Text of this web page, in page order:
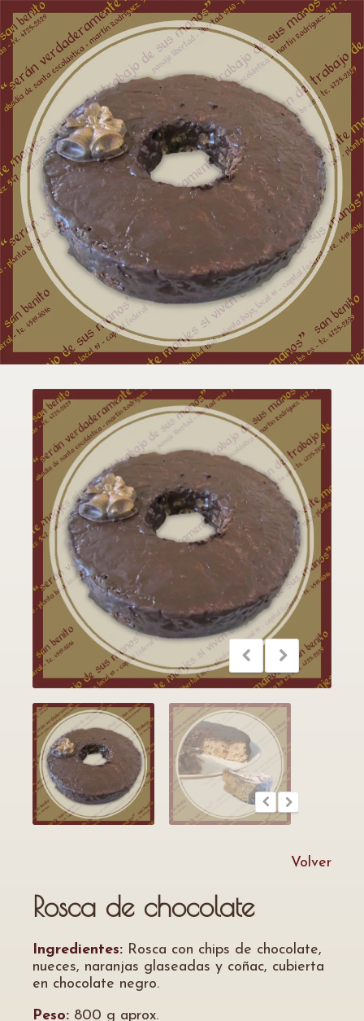
Volver
Rosca de chocolate
Ingredientes: Rosca con chips de chocolate,
nueces, naranjas glaseadas y coñac, cubierta
en chocolate negro.
Peso: 800 g aprox.